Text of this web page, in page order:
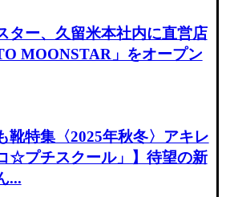
ター、久留米本社内に直営店
MOONSTAR」をオープン
靴特集〈2025年秋冬〉アキレ
☆プチスクール」】待望の新
...